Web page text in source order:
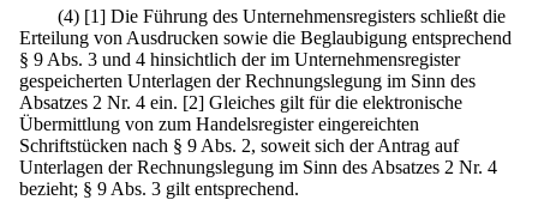
(4) [1] Die Führung des Unternehmensregisters schließt die
Erteilung von Ausdrucken sowie die Beglaubigung entsprechend
§ 9 Abs. 3 und 4 hinsichtlich der im Unternehmensregister
gespeicherten Unterlagen der Rechnungslegung im Sinn des
Absatzes 2 Nr. 4 ein. [2] Gleiches gilt für die elektronische
Übermittlung von zum Handelsregister eingereichten
Schriftstücken nach § 9 Abs. 2, soweit sich der Antrag auf
Unterlagen der Rechnungslegung im Sinn des Absatzes 2 Nr. 4
bezieht; § 9 Abs. 3 gilt entsprechend.